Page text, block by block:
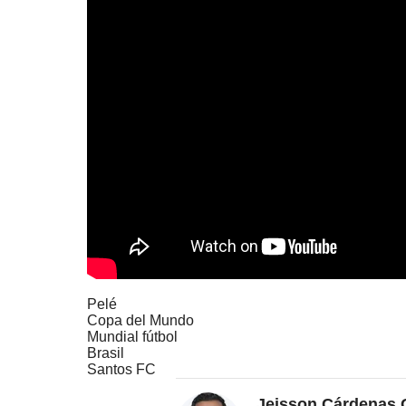
Pelé
Copa del Mundo
Mundial fútbol
Brasil
Santos FC